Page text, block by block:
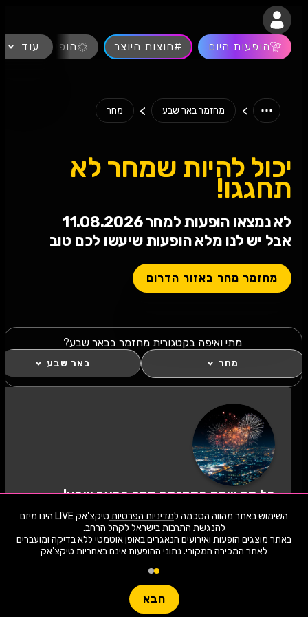
השימוש באתר מהווה הסכמה למדיניות הפרטיות
טיקצ'אק LIVE הינו מיזם
באתר מוצגים הופעות ואירועים הנאגרים באופן אוטמטי ללא בדיקה ומועברים
לאתר המכירה המקורי. נתוני ההופעות אינם באחריות טיקצ'אק
הבא
חפשו הופעה
הופעות היום #חוצות היוצר הופעות חיות
עוד
> מחזמר באר שבע > מחר
יכול להיות שמחר לא
תחגגו!
לא נמצאו הופעות למחר 11.08.2026
אבל יש לנו מלא הופעות שיעשו לכם טוב
מחזמר מחר באזור הדרום
מתי ואיפה בקטגורית מחזמר בבאר שבע?
מחר באר שבע
כל מה שחם במחזמר מחר בבאר שבע!
לחצו "עקוב" כדי לקבל עדכונים ראשונים על השקת
הופעות, כרטיסים, שוברי הנחה וחשיפה בלעדית
למתרחש באזור שלכם. הצטרפו לסצנת התרבות
במחזמר מחר בבאר שבע ותהיו חלק מהמשפחה!
שימו -💓- נתוני ההופעות המוצגים עודכנו על ידי בינה מלאכותית מאתר המכירה